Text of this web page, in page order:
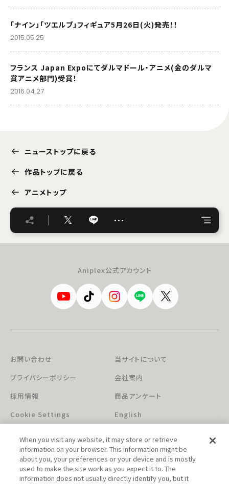
「ナイン」「ツエルブ」フィギュア5月26日(火)発売！！
2015.05.25
フランス Japan Expoにてダルマドール・アニメ(金のダルマ
賞アニメ部門)受賞！
2016.04.27
ニューストップに戻る
作品トップに戻る
アニメトップ
…
Aniplex公式アカウント
お問い合わせ
当サイトについて
プライバシーポリシー
会社案内
採用情報
商品アンケート
Cookie Settings
English
When you visit any website, it may store or retrieve
information on your browser. This information might be
about you, your preferences or your device and is mostly
used to make the site work as you expect it to. The
information does not usually directly identify you, but it